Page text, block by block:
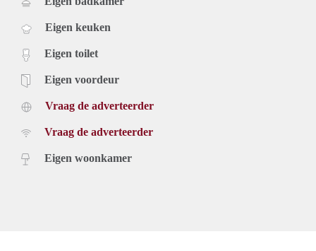
2 slaapkamers
Eigen tuin van 30 m²
Privéparkeerplaats en aparte berging
Energiezuinig: label A+++ (voorlopig)
Huurinformatie
De huurprijs bedraagt € 1.400,- per maand, exclusief
gebruikskosten.
Adres: Mariahof 7, Leeuwarden
Eigen keuken
Eigen toilet
Eigen voordeur
Vraag de adverteerder
Vraag de adverteerder
Eigen woonkamer